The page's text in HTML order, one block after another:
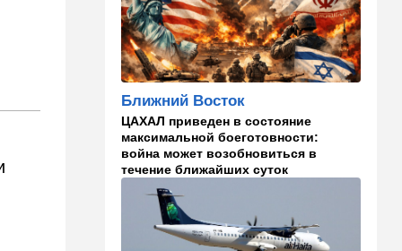
Вывести войска: ливанцы
уповают на будущие
израильские выборы
21:45 Мнения
И еще про Иран…
21:21 Общество
Главное забыл: летевший в
Израиль рейс оказался под
угрозой
20:50 Израиль
Ближний Восток
ЦАХАЛ приведен в состояние
максимальной боеготовности:
война может возобновиться в
течение ближайших суток